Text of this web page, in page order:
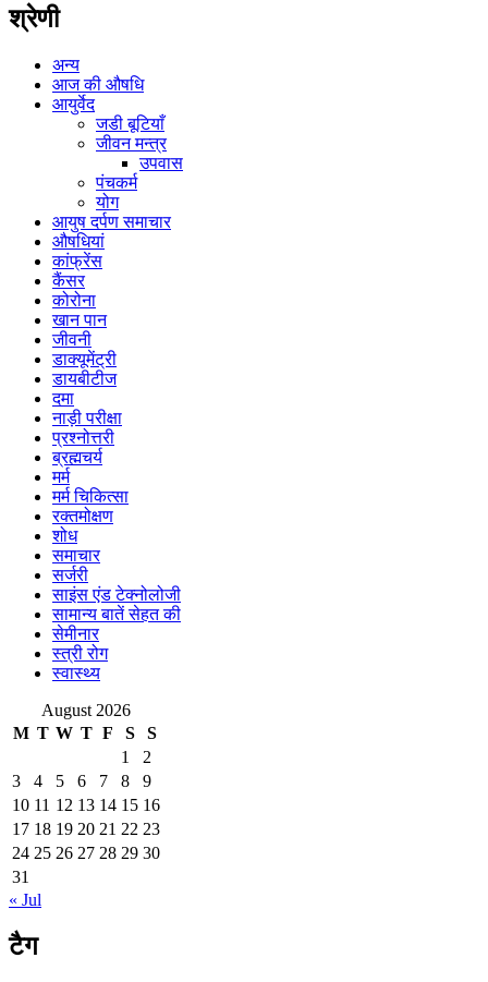
श्रेणी
अन्य
आज की औषधि
आयुर्वेद
जडी बूटियाँ
जीवन मन्त्र
उपवास
पंचकर्म
योग
आयुष दर्पण समाचार
औषधियां
कांफ्रेंस
कैंसर
कोरोना
खान पान
जीवनी
डाक्यूमेंट्री
डायबीटीज
दमा
नाड़ी परीक्षा
प्रश्नोत्तरी
ब्रह्मचर्य
मर्म
मर्म चिकित्सा
रक्तमोक्षण
शोध
समाचार
सर्जरी
साइंस एंड टेक्नोलोजी
सामान्य बातें सेहत की
सेमीनार
स्त्री रोग
स्वास्थ्य
August 2026
M T W T F S
S
1
2
3
4 5 6 7 8
9
10 11 12 13 14 15 16
17 18 19 20 21 22 23
24 25 26 27 28 29 30
31
« Jul
टैग